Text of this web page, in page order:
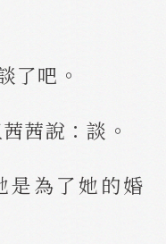
了吧。
茜說：談。
是為了她的婚